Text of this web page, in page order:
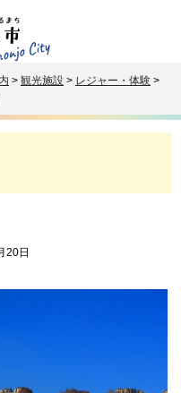
> 観光施設 > レジャー・体験 >
20日